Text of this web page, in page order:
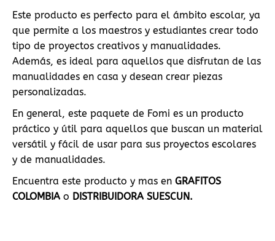
Este producto es perfecto para el ámbito escolar, ya
que permite a los maestros y estudiantes crear todo
tipo de proyectos creativos y manualidades.
Además, es ideal para aquellos que disfrutan de las
manualidades en casa y desean crear piezas
personalizadas.
En general, este paquete de Fomi es un producto
práctico y útil para aquellos que buscan un material
versátil y fácil de usar para sus proyectos escolares
y de manualidades.
Encuentra este producto y mas en GRAFITOS
COLOMBIAo DISTRIBUIDORA SUESCUN.